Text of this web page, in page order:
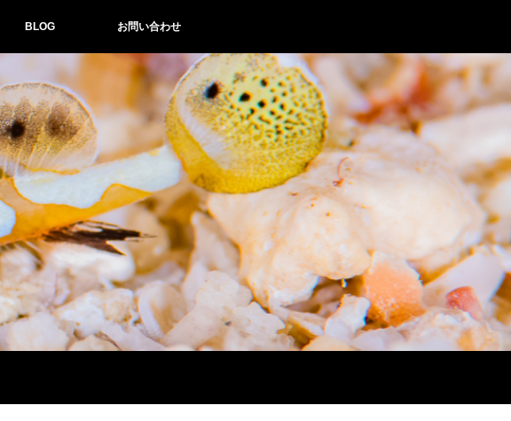
BLOG お問い合わせ